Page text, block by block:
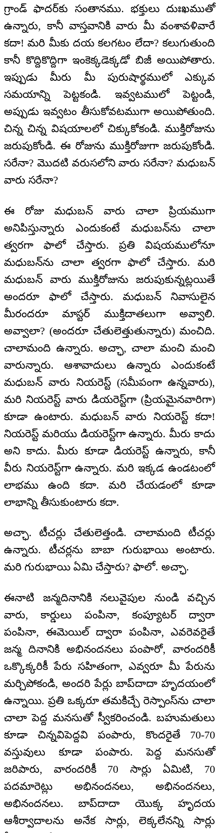
గ్రాండ్ ఫాదర్‌కు సంతానము. భక్తులు దుఃఖముతో
ఉన్నారు, కానీ వాస్తవానికి వారు మీ వంశావళివారే
కదా! మరి మీకు దయ కలగటం లేదా? కలుగుతుంది
కానీ కొద్దికొద్దిగా ఇంకెక్కడెక్కడో బిజీ అయిపోతారు.
ఇప్పుడు మీరు మీ పురుషార్థములో ఎక్కువ
సమయాన్ని పెట్టకండి. ఇవ్వటములో పెట్టండి,
అప్పుడు ఇవ్వటం తీసుకోవటముగా అయిపోతుంది.
చిన్న చిన్న విషయాలలో చిక్కుకోకండి. ముక్తిరోజును
జరుపుకోండి. ఈ రోజును ముక్తిరోజుగా జరుపుకోండి.
సరేనా? మొదటి వరుసలోని వారు సరేనా? మధుబన్
వారు సరేనా?
ఈ రోజు మధుబన్ వారు చాలా ప్రియముగా
అనిపిస్తున్నారు ఎందుకంటే మధుబన్‌ను చాలా
త్వరగా ఫాలో చేస్తారు. ప్రతి విషయములోనూ
మధుబన్‌ను చాలా త్వరగా ఫాలో చేస్తారు. మరి
మధుబన్ వారు ముక్తిరోజును జరుపుకున్నట్లయితే
అందరూ ఫాలో చేస్తారు. మధుబన్ నివాసులైన
మీరందరూ మాస్టర్ ముక్తిదాతలుగా అవ్వాలి.
అవ్వాలా? (అందరూ చేతులెత్తుతున్నారు) మంచిది.
చాలామంది ఉన్నారు. అచ్ఛా, చాలా మంచి మంచి
వారున్నారు. ఆశావాదులు ఉన్నారు ఎందుకంటే
మధుబన్ వారు నియరెస్ట్ (సమీపంగా ఉన్నవారు),
మరి నియరెస్ట్ వారు డియరెస్ట్‌గా (ప్రియమైనవారిగా)
కూడా ఉంటారు. మధుబన్ వారు నియరెస్ట్ కదా!
నియరెస్ట్ మరియు డియరెస్ట్‌గా ఉన్నారు. మీరు కాదు
అని కాదు. మీరు కూడా డియరెస్ట్ ఉన్నారు, కానీ
వీరు నియరెస్ట్‌గా ఉన్నారు. మరి ఇక్కడ ఉండటంలో
లాభము ఉంది కదా. మరి చేయడంలో కూడా
లాభాన్ని తీసుకుంటారు కదా.
అచ్ఛా. టీచర్లు చేతులెత్తండి. చాలామంది టీచర్లు
ఉన్నారు. టీచర్లను బాబా గురుభాయి అంటారు.
మరి గురుభాయి ఏమి చేస్తారు? ఫాలో. అచ్ఛా.
ఈనాటి జన్మదినానికి నలువైపుల నుండి వచ్చిన
వారు, కార్డులు పంపినా, కంప్యూటర్ ద్వారా
పంపినా, ఈమెయిల్ ద్వారా పంపినా, ఎవరెవరైతే
జన్మ దినానికి అభినందనలు పంపారో, వారందరికీ
ఒక్కొక్కరికీ పేరు సహితంగా, ఎవ్వరూ మీ పేరును
మర్చిపోకండి, అందరి పేర్లు బాప్‌దాదా హృదయంలో
ఉన్నాయి. ప్రతి ఒక్కరూ తమకిచ్చే రెస్పాంస్‌ను చాలా
చాలా పెద్ద మనసుతో స్వీకరించండి. బహుమతులు
కూడా చిన్నవిపెద్దవి పంపారు, కొందరైతే 70-70
వస్తువులు కూడా పంపారు. పెద్ద మనసుతో
జరిపారు, వారందరికీ 70 సార్లు ఏమిటి, 70
పదమారెట్లు అభినందనలు, అభినందనలు,
అభినందనలు. బాప్‌దాదా యొక్క హృదయ
ఆశీర్వాదాలను అనేక సార్లు, లెక్కలేనన్ని సార్లు